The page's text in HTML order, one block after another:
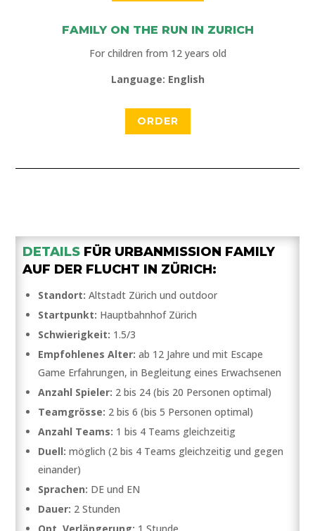
FAMILY ON THE RUN IN ZURICH
For children from 12 years old
Language: English
ORDER
DETAILS FÜR URBANMISSION FAMILY
AUF DER FLUCHT IN ZÜRICH:
Standort: Altstadt Zürich und outdoor
Startpunkt: Hauptbahnhof Zürich
Schwierigkeit: 1.5/3
Empfohlenes Alter: ab 12 Jahre und mit Escape
Game Erfahrungen, in Begleitung eines Erwachsenen
Anzahl Spieler: 2 bis 24 (bis 20 Personen optimal)
Teamgrösse: 2 bis 6 (bis 5 Personen optimal)
Anzahl Teams: 1 bis 4 Teams gleichzeitig
Duell: möglich (2 bis 4 Teams gleichzeitig und gegen
einander)
Sprachen: DE und EN
Dauer: 2 Stunden